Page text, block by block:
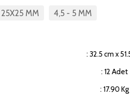
25X25 MM 4,5 - 5 MM
: 32.5 cm x
: 12 Adet
: 17.90 Kg
sonra tarafımıza bilgi
yandaki formdan
Bizi tercih